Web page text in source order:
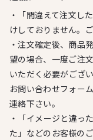
・「間違えて注文し
けしておりません。
・注文確定後、商品
望の場合、一度ご注
いただく必要がござ
お問い合わせフォー
連絡下さい。
・「イメージと違っ
た」などのお客様の